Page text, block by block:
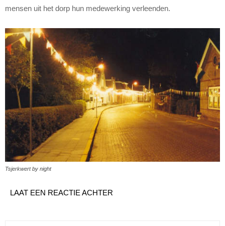
mensen uit het dorp hun medewerking verleenden.
Tsjerkwert by night
LAAT EEN REACTIE ACHTER